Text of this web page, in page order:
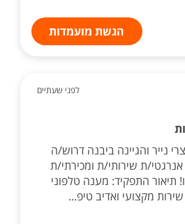
הגשת מועמדות
לפני שעתיים
נייר והגיינה ביבנה דרוש/ה
ת שירותי/ת ומכירתי/ת
תיאור התפקיד: מענה טלפוני
מקצועי ואדיב טיפ...